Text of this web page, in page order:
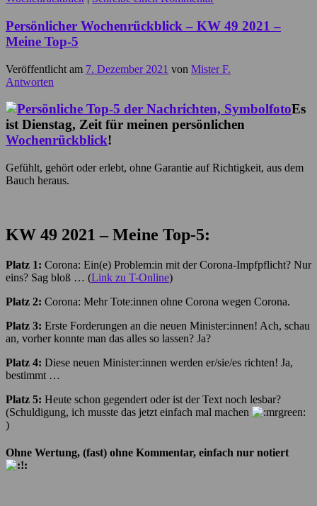
Persönlicher Wochenrückblick – KW 49 2021 –
Meine Top-5
Veröffentlicht am 7. Dezember 2021 von Mister F.
Antworten
Es
ist Dienstag, Zeit für meinen persönlichen
Wochenrückblick!
Gefühlt, gehört oder erlebt, ohne Garantie auf Richtigkeit, aus dem
Bauch heraus.
KW 49 2021 – Meine Top-5:
Platz 1: Corona: Ein(e) Problem:in mit der Corona-Impfpflicht? Nur
eins? Sag bloß … (Link zu T-Online)
Platz 2: Corona: Mehr Tote:innen ohne Corona wegen Corona.
Platz 3: Erste Forderungen an die neuen Minister:innen! Ach, schau
an, vorher konnte man das alles so lassen? Ja?
Platz 4: Diese neuen Minister:innen werden er/sie/es richten! Ja,
bestimmt …
Platz 5: Heute schon gegendert oder ist der Text noch lesbar?
(Schuldigung, ich musste das jetzt einfach mal machen
)
Ohne Wertung, (fast) ohne Kommentar, einfach nur notiert